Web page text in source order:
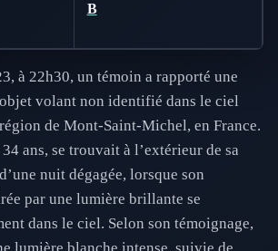
B
à 22h30, un témoin a rapporté une
volant non identifié dans le ciel
de Mont-Saint-Michel, en France.
ans, se trouvait à l’extérieur de sa
nuit dégagée, lorsque son
par une lumière brillante se
dans le ciel. Selon son témoignage,